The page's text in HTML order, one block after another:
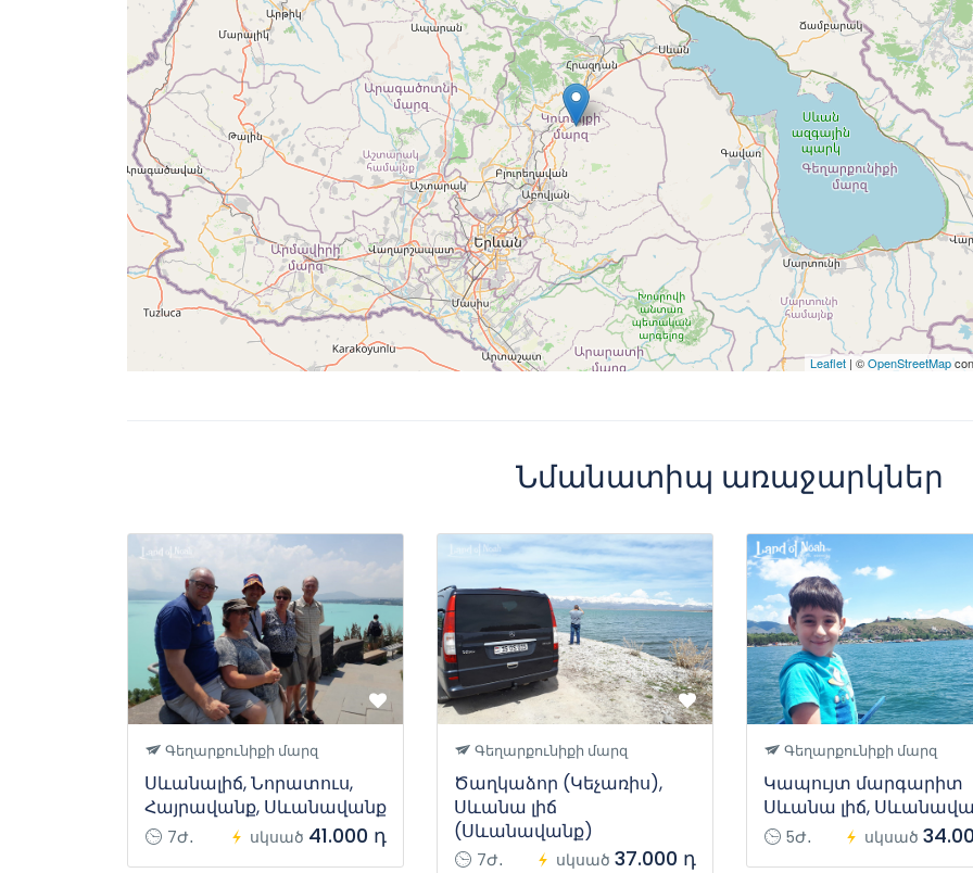
Leaflet | ©OpenStreetMap
Նմանատիպ առաջարկներ
Գեղարքունիքի մարզ
Սևանալիճ, Նորատուս,
Հայրավանք, Սևանավանք
7Ժ․ սկսած 41.000 դ
Գեղարքունիքի մարզ
Ծաղկաձոր (Կեչառիս),
Սևանա լիճ
(Սևանավանք)
7Ժ․ սկսած 37.000 դ
Գեղարքունիքի մարզ
Կապույտ մարգարիտ
Սևանա լիճ,
5Ժ․ սկսած